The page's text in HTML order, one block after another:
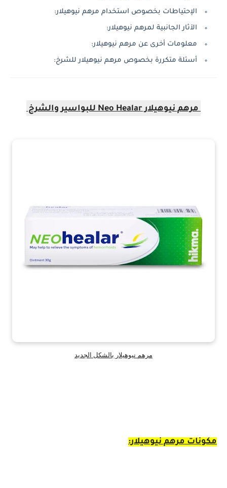
الإحتياطات بخصوص استخدام مرهم نيوهيلار:
الآثار الجانبية لمرهم نيوهيلار:
معلومات أخرى عن مرهم نيوهيلار:
أسئلة متكررة بخصوص مرهم نيوهيلار للشرخ:
مرهم نيوهيلار Neo Healar للبواسير والشرخ
مرهم نيوهيلار بالشكل الجديد
مكونات مرهم نيوهيلار: